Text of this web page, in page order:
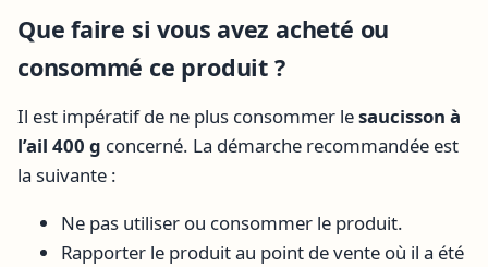
Que faire si vous avez acheté ou
consommé ce produit ?
Il est impératif de ne plus consommer lesaucisson à
l’ail 400 g concerné. La démarche recommandée est
la suivante :
Ne pas utiliser ou consommer le produit.
Rapporter le produit au point de vente où il a été